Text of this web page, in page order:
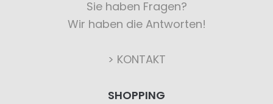
Sie haben Fragen?
Wir haben die Antworten!
> KONTAKT
SHOPPING